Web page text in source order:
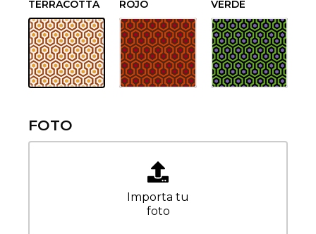
TERRACOTTA ROJO VERDE
FOTO
Importa tu
foto